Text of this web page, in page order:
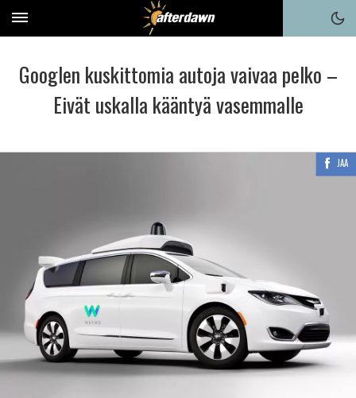
Googlen kuskittomia autoja vaivaa pelko –
Eivät uskalla kääntyä vasemmalle
JAA